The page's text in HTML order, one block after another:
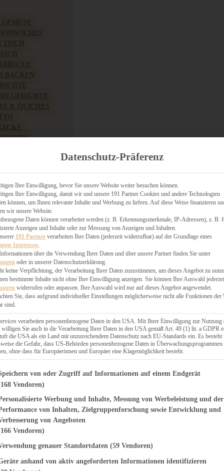
CHUTNEYS
Suche
OMAS REZEPTElockeren und
ganz einfach
Datenschutz-Präferenz
Ihre Einwilligung, bevor Sie unsere Website weiter besuchen können.
Ihre Einwilligung, damit wir und unsere 191 Partner Cookies und andere Technologien
können, um Ihnen relevante Inhalte und Werbung zu liefern. Auf diese Weise finanzieren
wir unsere Website.
Daten können verarbeitet werden (z. B. Erkennungsmerkmale, IP-Adressen), z. B.
Anzeigen und Inhalte oder zur Messung von Anzeigen und Inhalten.
191 Partner verarbeiten Ihre Daten (jederzeit widerrufbar) auf der Grundlage eines
Interesses
über die Verwendung Ihrer Daten und über unsere Partner finden Sie unter
oder in unserer Datenschutzerklärung.
keine Verpflichtung, der Verarbeitung Ihrer Daten zuzustimmen, um dieses Angebot zu
bestimmte Inhalte nicht ohne Ihre Einwilligung anzeigen. Sie können Ihre Auswahl
widerrufen oder anpassen. Ihre Auswahl wird nur auf dieses Angebot angewendet.
Sie, dass aufgrund individueller Einstellungen möglicherweise nicht alle Funktionen der
sind.
verarbeiten personenbezogene Daten in den USA. Mit Ihrer Einwilligung zur Nutzung
willigen Sie auch in die Verarbeitung Ihrer Daten in den USA gemäß Art. 49 (1) lit. a GDPR
die USA als ein Land mit unzureichendem Datenschutz nach EU-Standards ein. Es besteht
die Gefahr, dass US-Behörden personenbezogene Daten in Überwachungsprogrammen
ohne dass für Europäerinnen und Europäer eine Klagemöglichkeit besteht.
finden Sie eine Liste der Zwecke des IAB Transparency and
von oder Zugriff auf Informationen auf einem Endgerät
Vendoren)
Werbung und Inhalte, Messung von Werbeleistung und der
von Inhalten, Zielgruppenforschung sowie Entwicklung und
von Angeboten
Vendoren)
genauer Standortdaten (59 Vendoren)
anhand von aktiv angeforderten Informationen identifizieren